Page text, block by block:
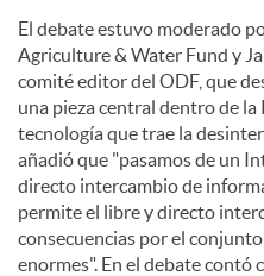
El debate estuvo moderado
Agriculture & Water Fund y
comité editor del ODF, que
una pieza central dentro de
tecnología que trae la
añadió que "pasamos de un
directo intercambio de
permite el libre y directo
consecuencias por el
enormes". En el debate contó